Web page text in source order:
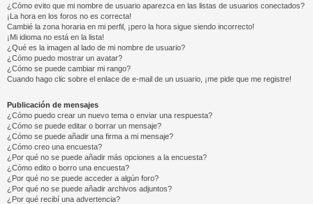
¿Cómo evito que mi nombre de usuario aparezca en las listas de usuarios conectados?
¡La hora en los foros no es correcta!
Cambié la zona horaria en mi perfil, ¡pero la hora sigue siendo incorrecto!
¡Mi idioma no está en la lista!
¿Qué es la imagen al lado de mi nombre de usuario?
¿Cómo puedo mostrar un avatar?
¿Cómo se puede cambiar mi rango?
Cuando hago clic sobre el enlace de e-mail de un usuario, ¡me pide que me registre!
Publicación de mensajes
¿Cómo puedo crear un nuevo tema o enviar una respuesta?
¿Cómo se puede editar o borrar un mensaje?
¿Cómo se puede añadir una firma a mi mensaje?
¿Cómo creo una encuesta?
¿Por qué no se puede añadir más opciones a la encuesta?
¿Cómo edito o borro una encuesta?
¿Por qué no se puede acceder a algún foro?
¿Por qué no se puede añadir archivos adjuntos?
¿Por qué recibí una advertencia?